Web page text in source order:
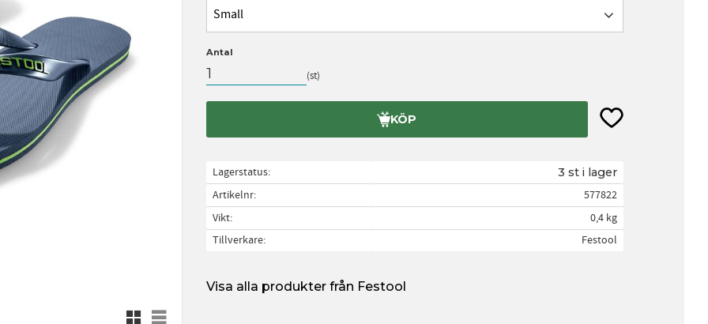
Rutnätsvy
Listvy
Small
Antal
st
KÖP Lägg till i
Lagerstatus 3 st i lager
Artikelnr
577822
Vikt
0,4 kg
Tillverkare
Festool
Visa alla produkter från Festool